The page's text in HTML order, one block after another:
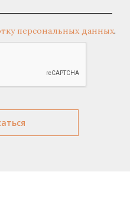
персональных данных.